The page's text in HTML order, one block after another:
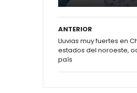
ANTERIOR
Lluvias muy fuertes en
estados del noroeste,
país